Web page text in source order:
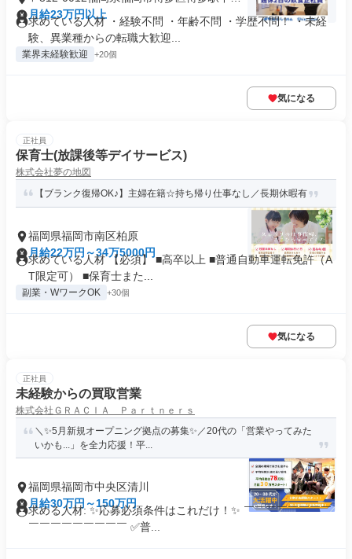
街
月給23万円以上
求めている人材 ・経験不問 ・年齢不問 ・学歴不問！ ・未経
験、異業種からの転職大歓迎...
業界未経験歓迎 +20個
気になる
正社員
保育士(放課後等デイサービス)
株式会社夢の地図
【ブランク復帰OK♪】主婦在籍☆持ち帰り仕事なし／長期休暇有
福岡県福岡市南区柏原
月給22万円～34万5000円
求めている人材 【必須】 ■高卒以上 ■普通自動車運転免許（A
T限定可） ■保育士また...
副業・WワークOK +30個
気になる
正社員
未経験からの買取営業
株式会社ＧＲＡＣＩＡ Ｐａｒｔｎｅｒｓ
＼✨5月新規オープニング拠点の募集✨／20代の「営業やってみた
いかも...」を全力応援！平...
福岡県福岡市中央区清川
月給30万円～150万円
求める人材: ✨応募必須条件はこれだけ！✨ ￣￣￣￣￣￣￣￣
￣￣￣￣￣￣￣￣￣ ✅普...